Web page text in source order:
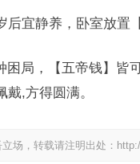
后宜静养，卧室放置
困局，【五帝钱】皆
,方得圆满。
场，转载请注明出处：